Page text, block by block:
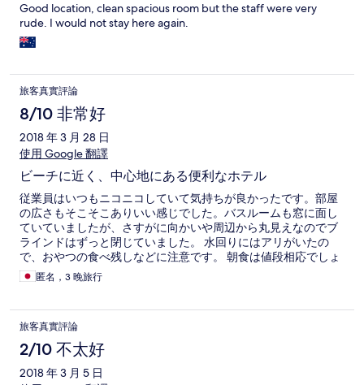
Good location, clean spacious room but the staff were very
rude. I would not stay here again.
旅客真實評論
8/10 非常好
2018 年 3 月 28 日
使用 Google 翻譯
ビーチに近く、中心地にある便利なホテル
従業員はいつもニコニコしていて気持ちが良かったです。部屋
の広さもそこそこありいい感じでした。バスルームも窓に面し
ていていましたが、さすがに向かいや周辺から丸見えなのでブ
ラインドはずっと閉じていました。 水回りにはアリがいたの
で、おやつの食べ残しなどに注意です。 朝食は値段相応でしょ
う。10種類ほどのおかずと、数種類の果物と飲み物がありまし
た。 帰りは空港まで送迎をお願いすると35万ドンでした。空港
ホテルはUSDとの両替しかできなかったのでニャチャンセンタ
ーでしていました。
匿名，3 晚旅行
旅客真實評論
2/10 不太好
2018 年 3 月 5 日